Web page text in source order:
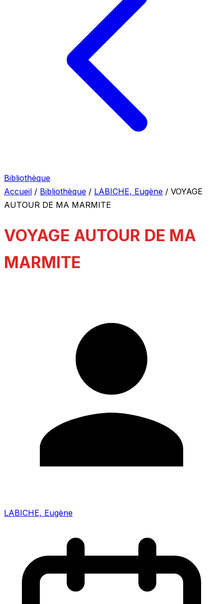
Bibliothèque
Accueil / Bibliothèque / LABICHE, Eugène / VOYAGE
AUTOUR DE MA MARMITE
VOYAGE AUTOUR DE MA
MARMITE
LABICHE, Eugène